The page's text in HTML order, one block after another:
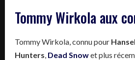
Tommy Wirkola aux
Tommy Wirkola, connu pour
Hunters Dead Snowet plus